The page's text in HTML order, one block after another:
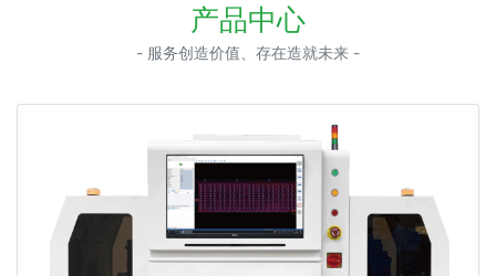
产品中心
- 服务创造价值、存在造就未来 -